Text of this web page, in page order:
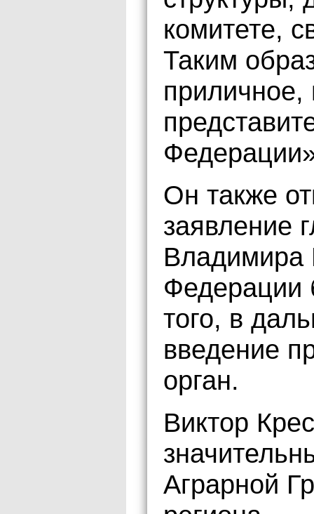
комитете,
Таким
Он также
заявление
Владимира
Федерации
того, в
введение
орган.
Виктор
Аграрной